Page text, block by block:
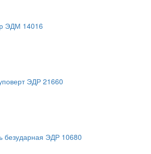
ЭДМ 14016
ЭДР 21660
ЭДР 10680